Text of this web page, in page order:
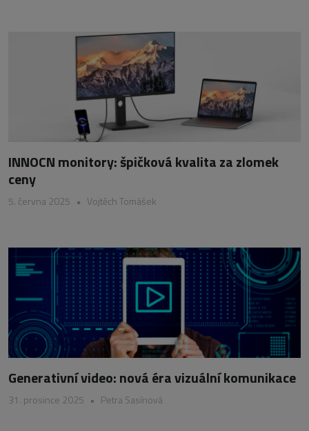
INNOCN monitory: špičková kvalita za zlomek
ceny
5. června 2025 • Vojtěch Tomášek
Generativní video: nová éra vizuální komunikace
31. prosince 2025 • Petra Sasínová